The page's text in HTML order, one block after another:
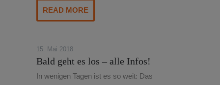
READ MORE
15. Mai 2018
Bald geht es los – alle Infos!
In wenigen Tagen ist es so weit: Das